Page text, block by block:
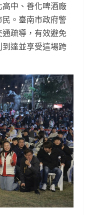
中、善化啤酒廠
。臺南市政府警
疏導，有效避免
達並享受這場跨